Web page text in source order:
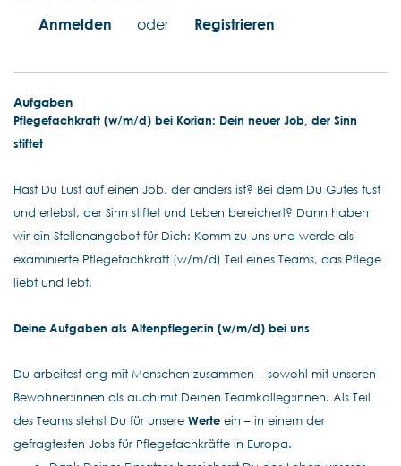
Anmelden
oder Registrieren
Aufgaben
Pflegefachkraft (w/m/d) bei Korian: Dein neuer Job, der Sinn
stiftet
Hast Du Lust auf einen Job, der anders ist? Bei dem Du Gutes tust
und erlebst, der Sinn stiftet und Leben bereichert? Dann haben
wir ein Stellenangebot für Dich: Komm zu uns und werde als
examinierte Pflegefachkraft (w/m/d) Teil eines Teams, das Pflege
liebt und lebt.
Deine Aufgaben als Altenpfleger:in (w/m/d) bei uns
Du arbeitest eng mit Menschen zusammen – sowohl mit unseren
Bewohner:innen als auch mit Deinen Teamkolleg:innen. Als Teil
des Teams stehst Du für unsere Werte ein – in einem der
gefragtesten Jobs für Pflegefachkräfte in Europa.